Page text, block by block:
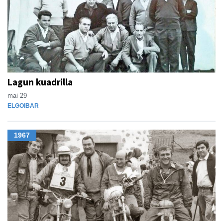
Lagun kuadrilla
mai 29
ELGOIBAR
1967